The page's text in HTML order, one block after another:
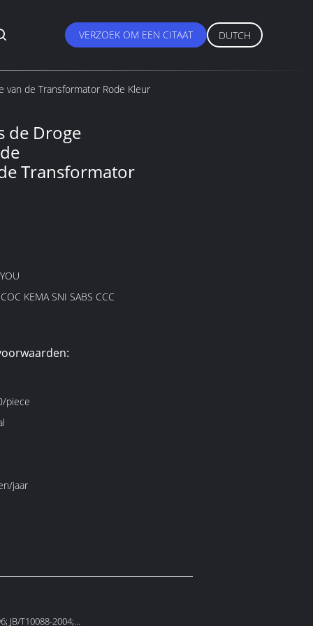
VERZOEK OM EEN CITAAT DUTCH
van de Transformator Rode Kleur
de Droge
Transformator
KEMA SNI SABS CCC
piece
jaar
JB/T10088-2004;